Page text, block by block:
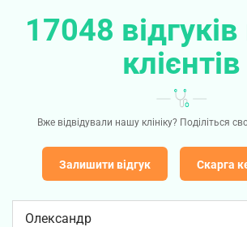
17048
клієнтів
Вже відвідували нашу клініку? Поділіться
Залишити відгук Скарга
Олександр